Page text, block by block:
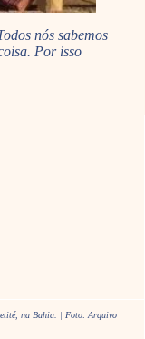
nós sabemos
Por isso
na Bahia. | Foto: Arquivo